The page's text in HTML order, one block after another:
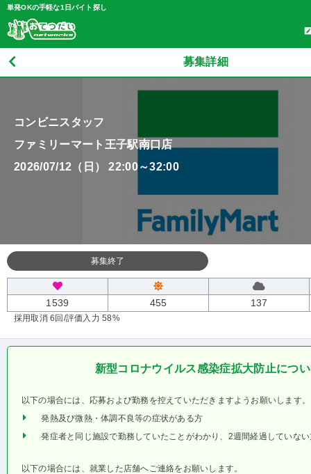
単発OKの手軽な1日バイト探し
募集詳細
コンビニスタッフ
ファミリーマート王子駅南口店
2026/07/12（日） 22:00～32:00
募集終了
1539 455 137
採用取消 6回 /評価入力 58%
新型コロナウイルス感染症拡大防止につ
以下の場合には、応募および勤務を控えていただきますようお願いします。
発熱及び微熱・体調不良等の症状がある方
発症者と同じ施設で勤務していたことがわかり、2週間経過していな
以下の場合には、就業した店舗へご連絡をお願いします。